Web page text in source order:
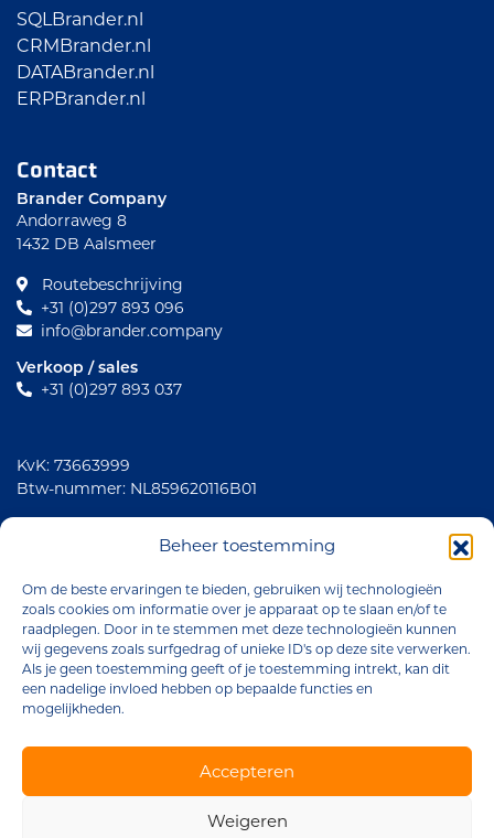
Beheer toestemming
Om de beste ervaringen te bieden, gebruiken wij technologieën
zoals cookies om informatie over je apparaat op te slaan en/of te
raadplegen. Door in te stemmen met deze technologieën kunnen
wij gegevens zoals surfgedrag of unieke ID's op deze site verwerken.
Als je geen toestemming geeft of je toestemming intrekt, kan dit
een nadelige invloed hebben op bepaalde functies en
mogelijkheden.
Accepteren
Weigeren
SQLBrander.nl
CRMBrander.nl
DATABrander.nl
ERPBrander.nl
Contact
Brander Company
Andorraweg 8
1432 DB Aalsmeer
Routebeschrijving
+31 (0)297 893 096
info@brander.company
Verkoop / sales
+31 (0)297 893 037
KvK: 73663999
Btw-nummer: NL859620116B01
Brander Company © 2026
Algemene voorwaarden
Privacyverklaring